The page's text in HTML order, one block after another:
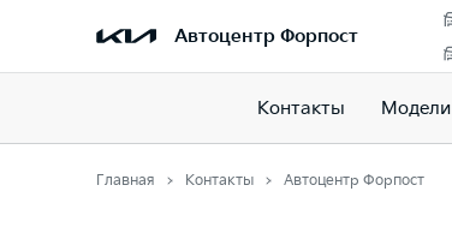
Автоцентр Форпост
Контакты Модели
Главная Контакты Автоцентр Форпост